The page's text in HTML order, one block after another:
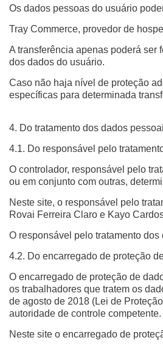
Os dados pessoas do usuário
Tray Commerce, provedor de
A transferência apenas poderá ser
dos dados do usuário.
Caso não haja nível de proteção
específicas para determinada
4. Do tratamento dos dados
4.1. Do responsável pelo
O controlador, responsável pelo
ou em conjunto com outras,
Neste site, o responsável pelo
Rovai Ferreira Claro e Kayo
O responsável pelo tratamento
4.2. Do encarregado de proteção
O encarregado de proteção de
os trabalhadores que tratem os
de agosto de 2018 (Lei de
autoridade de controle competente.
Neste site o encarregado de